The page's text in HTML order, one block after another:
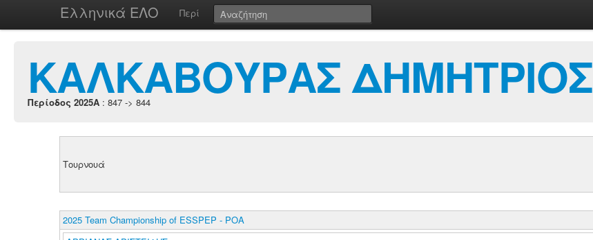
Ελληνικά ΕΛΟ Περί
ΚΑΛΚΑΒΟΥΡΑΣ ΔΗΜΗΤΡΙΟΣ
Περίοδος 2025A : 847 -> 844
Τουρνουά
2025 Team Championship of ESSPEP - POA